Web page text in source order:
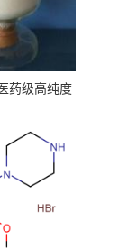
药级高纯度